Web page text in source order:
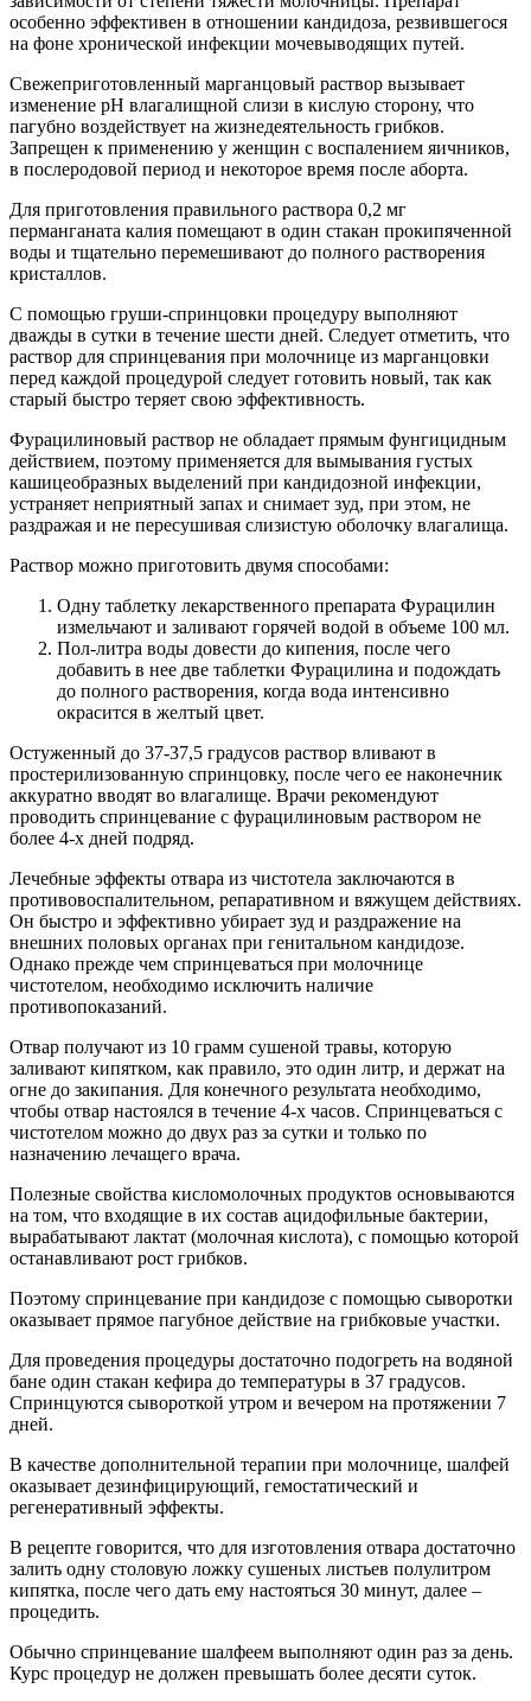
особенно эффективен в отношении кандидоза, резвившегося
на фоне хронической инфекции мочевыводящих путей.
Свежеприготовленный марганцовый раствор вызывает
изменение pH влагалищной слизи в кислую сторону, что
пагубно воздействует на жизнедеятельность грибков.
Запрещен к применению у женщин с воспалением яичников,
в послеродовой период и некоторое время после аборта.
Для приготовления правильного раствора 0,2 мг
перманганата калия помещают в один стакан прокипяченной
воды и тщательно перемешивают до полного растворения
кристаллов.
С помощью груши-спринцовки процедуру выполняют
дважды в сутки в течение шести дней. Следует отметить, что
раствор для спринцевания при молочнице из марганцовки
перед каждой процедурой следует готовить новый, так как
старый быстро теряет свою эффективность.
Фурацилиновый раствор не обладает прямым фунгицидным
действием, поэтому применяется для вымывания густых
кашицеобразных выделений при кандидозной инфекции,
устраняет неприятный запах и снимает зуд, при этом, не
раздражая и не пересушивая слизистую оболочку влагалища.
Раствор можно приготовить двумя способами:
Одну таблетку лекарственного препарата Фурацилин
измельчают и заливают горячей водой в объеме 100 мл.
Пол-литра воды довести до кипения, после чего
добавить в нее две таблетки Фурацилина и подождать
до полного растворения, когда вода интенсивно
окрасится в желтый цвет.
Остуженный до 37-37,5 градусов раствор вливают в
простерилизованную спринцовку, после чего ее наконечник
аккуратно вводят во влагалище. Врачи рекомендуют
проводить спринцевание с фурацилиновым раствором не
более 4-х дней подряд.
Лечебные эффекты отвара из чистотела заключаются в
противовоспалительном, репаративном и вяжущем действиях.
Он быстро и эффективно убирает зуд и раздражение на
внешних половых органах при генитальном кандидозе.
Однако прежде чем спринцеваться при молочнице
чистотелом, необходимо исключить наличие
противопоказаний.
Отвар получают из 10 грамм сушеной травы, которую
заливают кипятком, как правило, это один литр, и держат на
огне до закипания. Для конечного результата необходимо,
чтобы отвар настоялся в течение 4-х часов. Спринцеваться с
чистотелом можно до двух раз за сутки и только по
назначению лечащего врача.
Полезные свойства кисломолочных продуктов основываются
на том, что входящие в их состав ацидофильные бактерии,
вырабатывают лактат (молочная кислота), с помощью которой
останавливают рост грибков.
Поэтому спринцевание при кандидозе с помощью сыворотки
оказывает прямое пагубное действие на грибковые участки.
Для проведения процедуры достаточно подогреть на водяной
бане один стакан кефира до температуры в 37 градусов.
Спринцуются сывороткой утром и вечером на протяжении 7
дней.
В качестве дополнительной терапии при молочнице, шалфей
оказывает дезинфицирующий, гемостатический и
регенеративный эффекты.
В рецепте говорится, что для изготовления отвара достаточно
залить одну столовую ложку сушеных листьев полулитром
кипятка, после чего дать ему настояться 30 минут, далее –
процедить.
Обычно спринцевание шалфеем выполняют один раз за день.
Курс процедур не должен превышать более десяти суток.